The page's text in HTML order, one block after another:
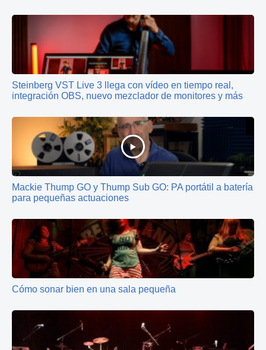
Steinberg VST Live 3 llega con vídeo en tiempo real,
integración OBS, nuevo mezclador de monitores y más
Mackie Thump GO y Thump Sub GO: PA portátil a batería
para pequeñas actuaciones
Cómo sonar bien en una sala pequeña